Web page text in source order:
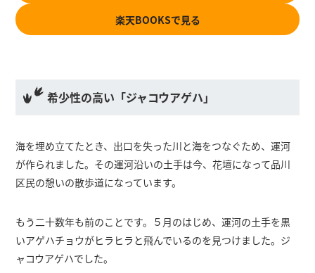
楽天BOOKSで見る
希少性の高い「ジャコウアゲハ」
海を埋め立てたとき、出口を失った川と海をつなぐため、運河
が作られました。その運河沿いの土手は今、花壇になって品川
区民の憩いの散歩道になっています。
もう二十数年も前のことです。５月のはじめ、運河の土手を黒
いアゲハチョウがヒラヒラと飛んでいるのを見つけました。ジ
ャコウアゲハでした。